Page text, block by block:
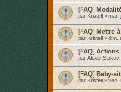
[FAQ]
par Kristell » mar.
[FAQ] Mettre
par Kristell » dim.
[FAQ]
par Alexei Stukov
[FAQ] Baby-
par Kristell » ven.